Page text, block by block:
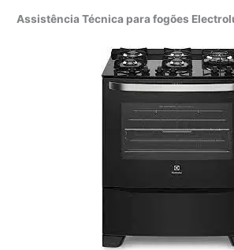
Assistência Técnica para fogões